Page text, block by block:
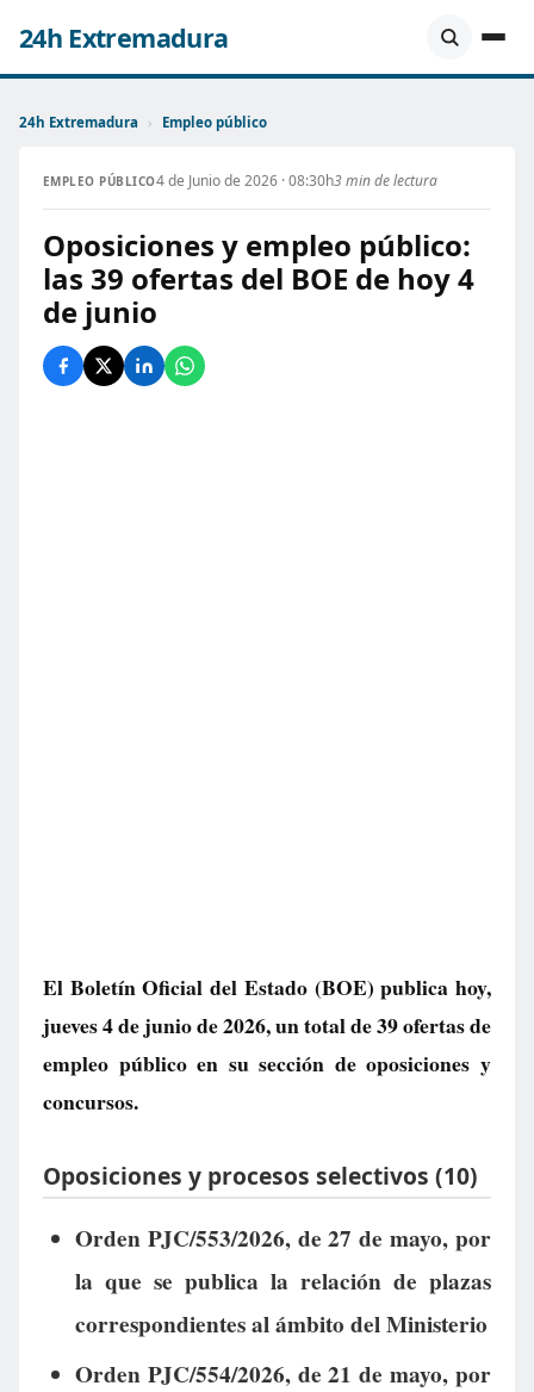
24h Extremadura
24h Extremadura › Empleo público
EMPLEO PÚBLICO4 de Junio de 2026 · 08:30h3 min de lectura
Oposiciones y empleo público:
las 39 ofertas del BOE de hoy 4
de junio
El Boletín Oficial del Estado (BOE) publica hoy,
jueves 4 de junio de 2026, un total de39 ofertas de
empleo públicoen su sección de oposiciones y
concursos.
Oposiciones y procesos selectivos (10)
Orden PJC/553/2026, de 27 de mayo, por
la que se publica la relación de plazas
correspondientes al ámbito del Ministerio
Orden PJC/554/2026, de 21 de mayo, por